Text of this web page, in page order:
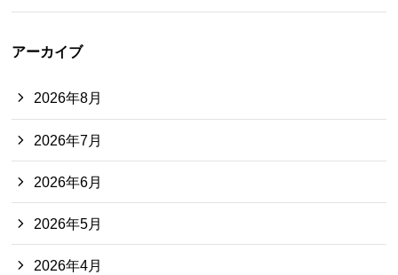
アーカイブ
2026年8月
2026年7月
2026年6月
2026年5月
2026年4月